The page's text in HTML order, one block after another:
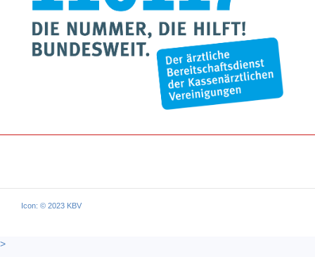
Icon: © 2023 KBV
>